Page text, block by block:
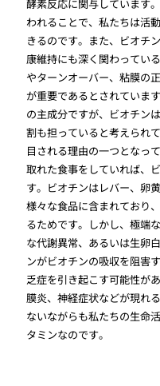
酵素反応に関与しています
われることで、私たちは活
きるのです。また、ビオチ
康維持にも深く関わってい
やターンオーバー、粘膜の
が重要であるとされていま
の主成分ですが、ビオチン
割も担っていると考えられ
目される理由の一つとなっ
取れた食事をしていれば、
す。ビオチンはレバー、卵
様々な食品に含まれており
るためです。しかし、極端
な代謝異常、あるいは生卵
ンがビオチンの吸収を阻害
乏症を引き起こす可能性が
膜炎、神経症状などが現れ
ないながらも私たちの生命
タミンなのです。